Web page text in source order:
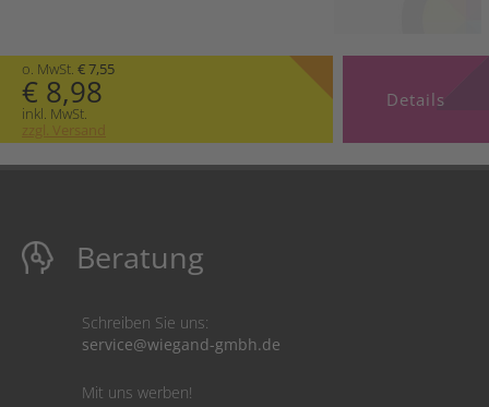
o. MwSt. € 7,55
€ 8,98
inkl. MwSt.
zzgl. Versand
Details
Beratung
Schreiben Sie uns:
service@wiegand-gmbh.de
Mit uns werben!